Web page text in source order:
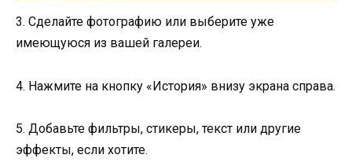
3. Сделайте фотографию или выберите уже
имеющуюся из вашей галереи.
4. Нажмите на кнопку «История» внизу экрана справа.
5. Добавьте фильтры, стикеры, текст или другие
эффекты, если хотите.